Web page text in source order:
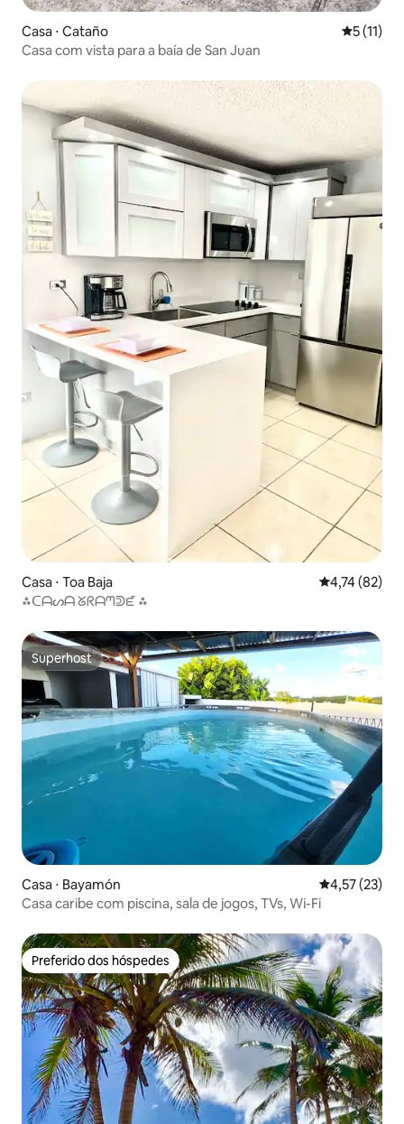
Casa ⋅ Cataño 5 de uma
5 (11)
Casa com vista para a baía de San Juan
Casa ⋅ Toa Baja 4,74 de uma
4,74 (82)
⁂ᑕᗩᔕᗩ ᘜᖇᗩᘉᕲᘿ ⁂
Superhost
Superhost
Casa ⋅ Bayamón 4,57 de uma
4,57 (23)
Casa caribe com piscina, sala de jogos, TVs, Wi-Fi
Preferido dos hóspedes
Preferido dos hóspedes